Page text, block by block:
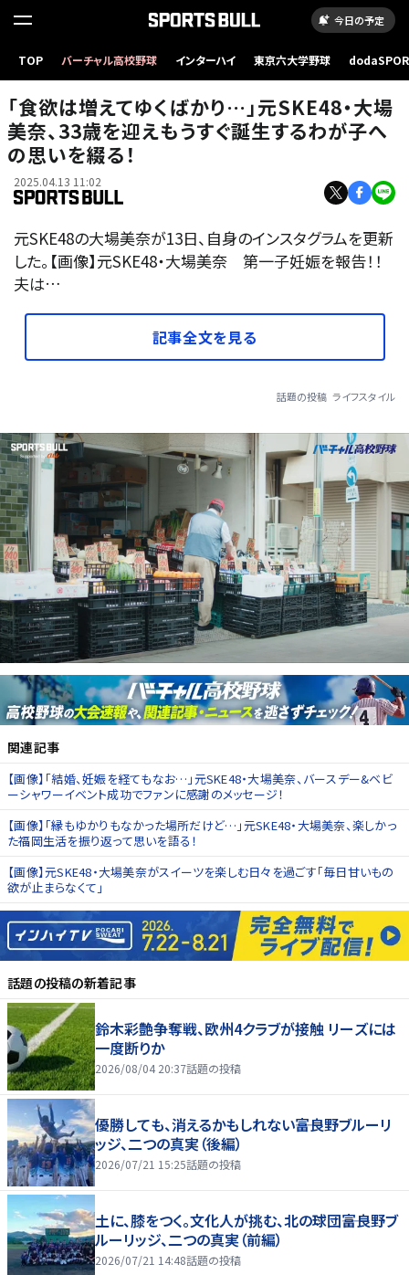
今日の予定
TOP バーチャル高校野球 インターハイ 東京六大学野球
「食欲は増えてゆくばかり…」元SKE48・大場
美奈、33歳を迎えもうすぐ誕生するわが子へ
の思いを綴る！
2025.04.13 11:02
元SKE48の大場美奈が13日、自身のインスタグラムを更新
した。【画像】元SKE48・大場美奈 第一子妊娠を報告！！
夫は…
記事全文を見る
話題の投稿 ライフスタイル
関連記事
【画像】「結婚、妊娠を経てもなお…」元SKE48・大場美奈、バースデー&ベビ
ーシャワーイベント成功でファンに感謝のメッセージ！
【画像】「縁もゆかりもなかった場所だけど…」元SKE48・大場美奈、楽しかっ
た福岡生活を振り返って思いを語る！
【画像】元SKE48・大場美奈がスイーツを楽しむ日々を過ごす「毎日甘いもの
欲が止まらなくて」
話題の投稿の新着記事
鈴木彩艶争奪戦、欧州4クラブが接触 リーズには
一度断りか
2026/08/04 20:37話題の投稿
優勝しても、消えるかもしれない――富良野ブルーリ
ッジ、二つの真実（後編）
2026/07/21 15:25話題の投稿
土に、膝をつく。文化人が挑む、北の球団――富良野ブ
ルーリッジ、二つの真実（前編）
2026/07/21 14:48話題の投稿